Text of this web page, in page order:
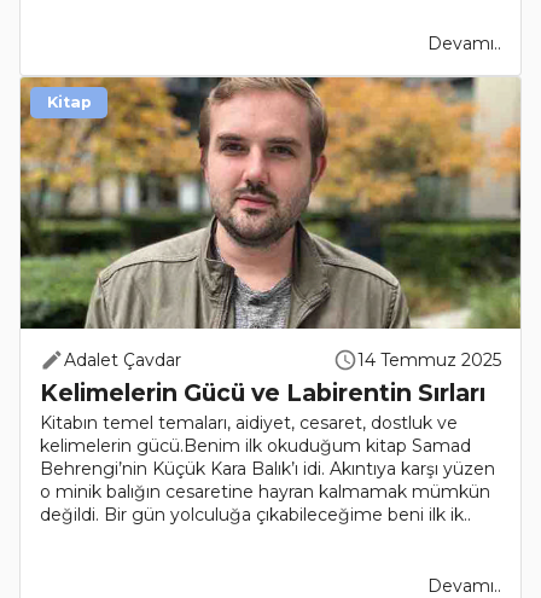
Devamı..
Adalet Çavdar 14 Temmuz 2025
Kelimelerin Gücü ve Labirentin Sırları
Kitabın temel temaları, aidiyet, cesaret, dostluk ve
kelimelerin gücü.Benim ilk okuduğum kitap Samad
Behrengi’nin Küçük Kara Balık’ı idi. Akıntıya karşı yüzen
o minik balığın cesaretine hayran kalmamak mümkün
değildi. Bir gün yolculuğa çıkabileceğime beni ilk ik..
Devamı..
Kitap